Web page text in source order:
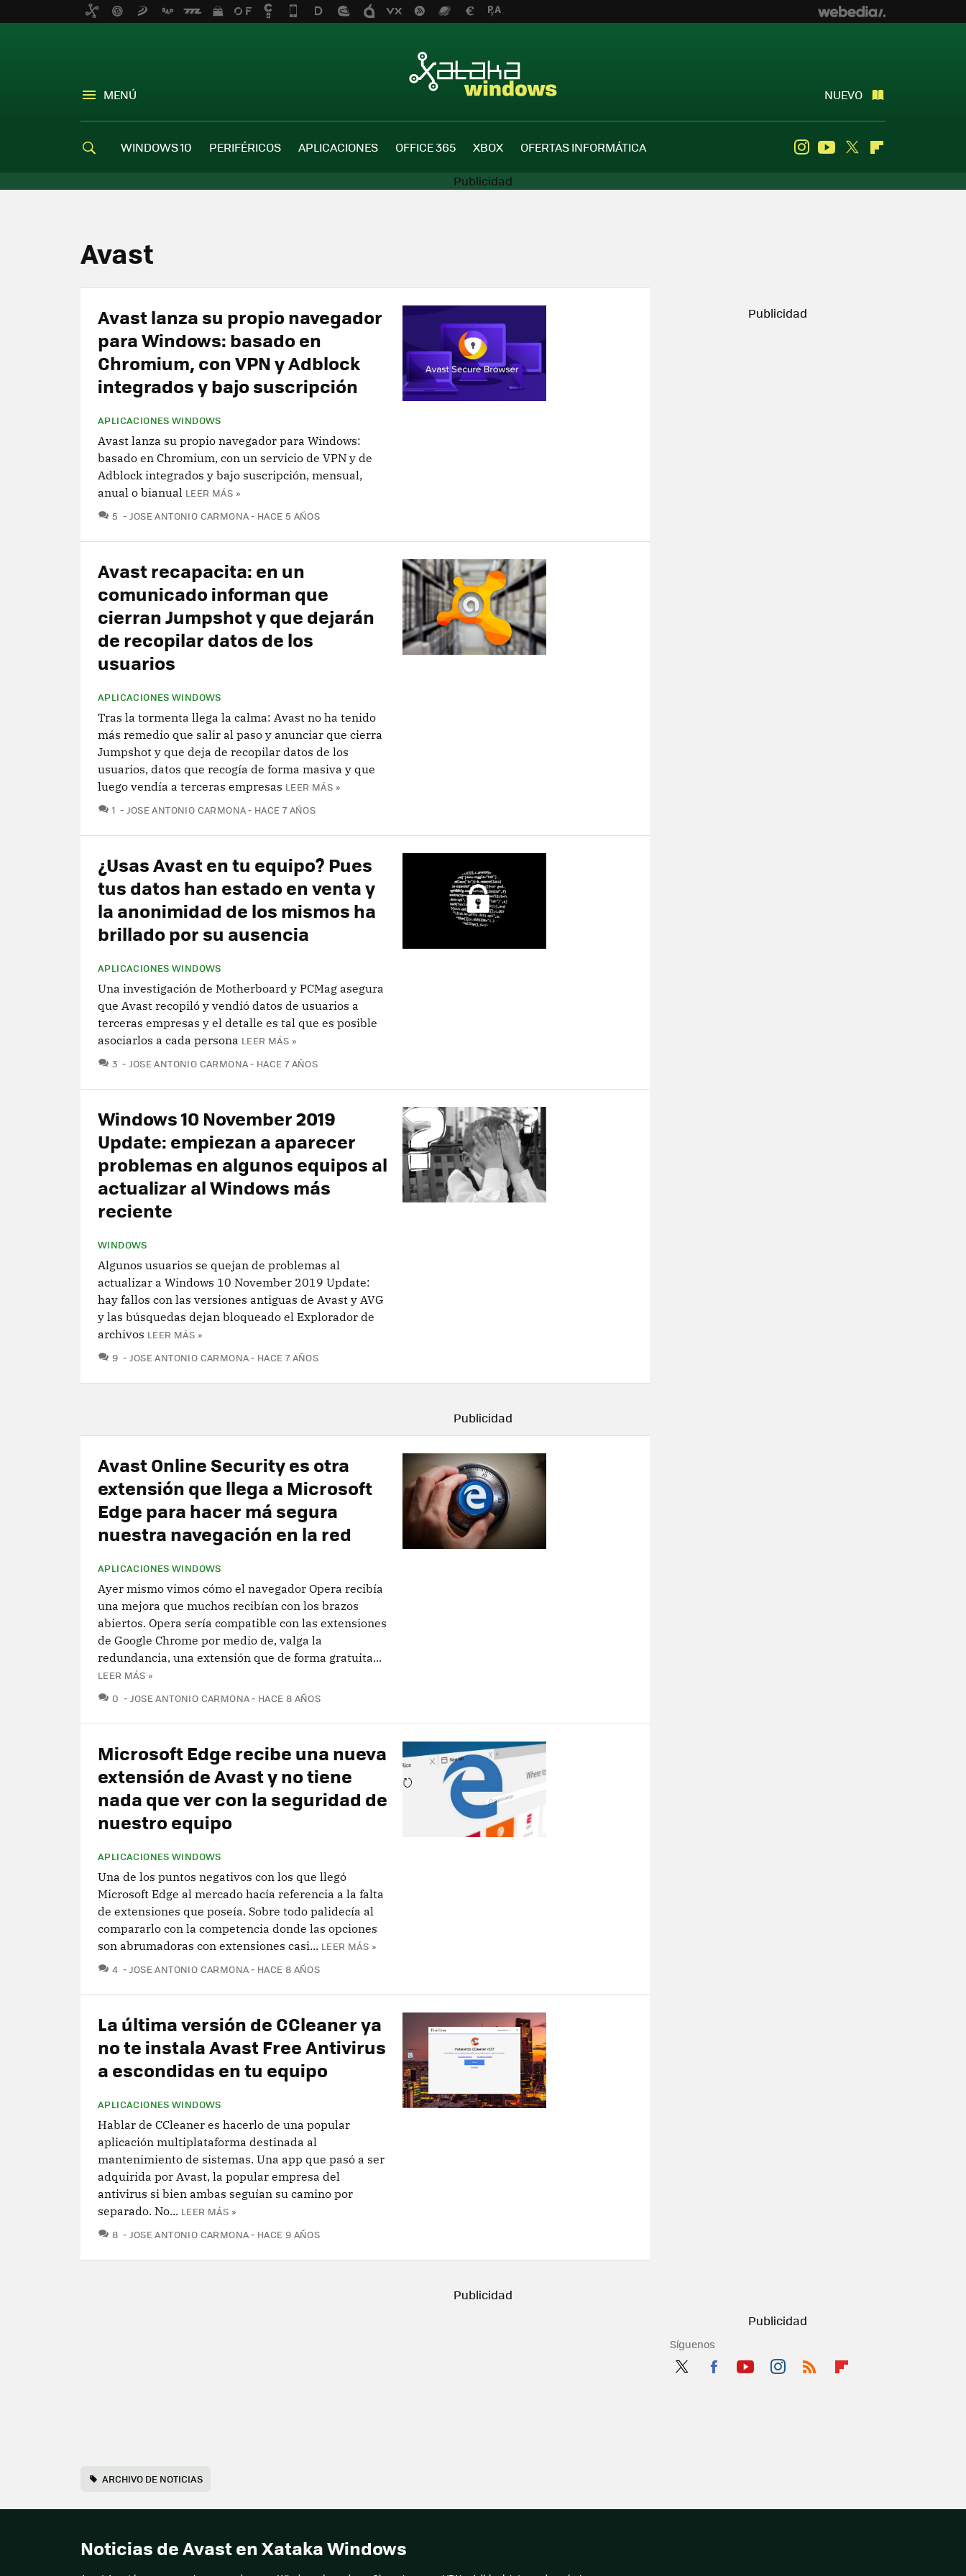
MENÚ NUEVO
WINDOWS 10 PERIFÉRICOS APLICACIONES OFFICE 365 XBOX OFERTAS INFORMÁTICA InstagramYoutube
Twitter
Avast
Avast lanza su propio navegador
para Windows: basado en
Chromium, con VPN y Adblock
integrados y bajo suscripción
APLICACIONES WINDOWS
Avast lanza su propio navegador para Windows:
basado en Chromium, con un servicio de VPN y de
Adblock integrados y bajo suscripción, mensual,
anual o bianual LEER MÁS »
5 COMENTARIOS
JOSE ANTONIO CARMONA HACE 5 AÑOS
Avast recapacita: en un
comunicado informan que
cierran Jumpshot y que dejarán
de recopilar datos de los
usuarios
APLICACIONES WINDOWS
Tras la tormenta llega la calma: Avast no ha tenido
más remedio que salir al paso y anunciar que cierra
Jumpshot y que deja de recopilar datos de los
usuarios, datos que recogía de forma masiva y que
luego vendía a terceras empresas LEER MÁS »
1 COMENTARIOS
JOSE ANTONIO CARMONA HACE 7 AÑOS
¿Usas Avast en tu equipo? Pues
tus datos han estado en venta y
la anonimidad de los mismos ha
brillado por su ausencia
APLICACIONES WINDOWS
Una investigación de Motherboard y PCMag asegura
que Avast recopiló y vendió datos de usuarios a
terceras empresas y el detalle es tal que es posible
asociarlos a cada persona LEER MÁS »
3 COMENTARIOS
JOSE ANTONIO CARMONA HACE 7 AÑOS
Windows 10 November 2019
Update: empiezan a aparecer
problemas en algunos equipos al
actualizar al Windows más
reciente
WINDOWS
Algunos usuarios se quejan de problemas al
actualizar a Windows 10 November 2019 Update:
hay fallos con las versiones antiguas de Avast y AVG
y las búsquedas dejan bloqueado el Explorador de
archivos LEER MÁS »
9 COMENTARIOS
JOSE ANTONIO CARMONA HACE 7 AÑOS
Avast Online Security es otra
extensión que llega a Microsoft
Edge para hacer má segura
nuestra navegación en la red
APLICACIONES WINDOWS
Ayer mismo vimos cómo el navegador Opera recibía
una mejora que muchos recibían con los brazos
abiertos. Opera sería compatible con las extensiones
de Google Chrome por medio de, valga la
redundancia, una extensión que de forma gratuita...
LEER MÁS »
0 COMENTARIOS
JOSE ANTONIO CARMONA HACE 8 AÑOS
Microsoft Edge recibe una nueva
extensión de Avast y no tiene
nada que ver con la seguridad de
nuestro equipo
APLICACIONES WINDOWS
Una de los puntos negativos con los que llegó
Microsoft Edge al mercado hacía referencia a la falta
de extensiones que poseía. Sobre todo palidecía al
compararlo con la competencia donde las opciones
son abrumadoras con extensiones casi... LEER MÁS »
4 COMENTARIOS
JOSE ANTONIO CARMONA HACE 8 AÑOS
La última versión de CCleaner ya
no te instala Avast Free Antivirus
a escondidas en tu equipo
APLICACIONES WINDOWS
Hablar de CCleaner es hacerlo de una popular
aplicación multiplataforma destinada al
mantenimiento de sistemas. Una app que pasó a ser
adquirida por Avast, la popular empresa del
antivirus si bien ambas seguían su camino por
separado. No... LEER MÁS »
8 COMENTARIOS
JOSE ANTONIO CARMONA HACE 9 AÑOS
Síguenos
ARCHIVO DE NOTICIAS
Noticias de Avast en Xataka Windows